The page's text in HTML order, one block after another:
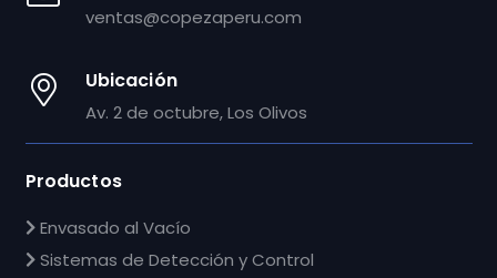
ventas@copezaperu.com
Ubicación
Av. 2 de octubre, Los Olivos
Productos
Envasado al Vacío
Sistemas de Detección y Control